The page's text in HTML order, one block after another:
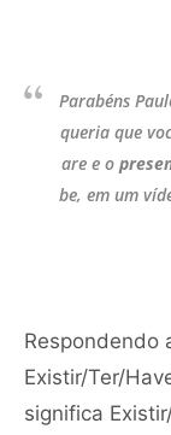
Parabéns
queria que
are e o
be, em um
Respondendo
Existir/Ter/
significa